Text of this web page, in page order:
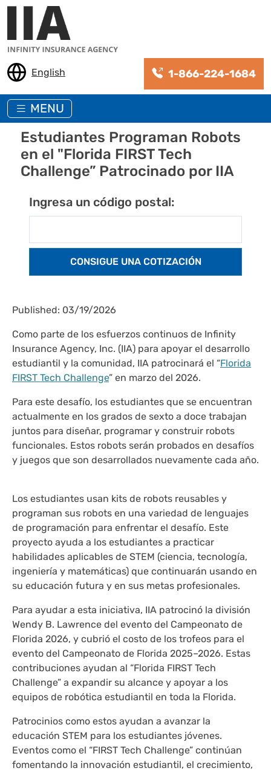
Pasar al contenido principal
English 1-866-224-1684
MENU
Estudiantes Programan Robots
en el "Florida FIRST Tech
Challenge” Patrocinado por IIA
Ingresa un código postal:
Published: 03/19/2026
Como parte de los esfuerzos continuos de Infinity
Insurance Agency, Inc. (IIA) para apoyar el desarrollo
estudiantil y la comunidad, IIA patrocinará el “Florida
FIRST Tech Challenge” en marzo del 2026.
Para este desafío, los estudiantes que se encuentran
actualmente en los grados de sexto a doce trabajan
juntos para diseñar, programar y construir robots
funcionales. Estos robots serán probados en desafíos
y juegos que son desarrollados nuevamente cada año.
Los estudiantes usan kits de robots reusables y
programan sus robots en una variedad de lenguajes
de programación para enfrentar el desafío. Este
proyecto ayuda a los estudiantes a practicar
habilidades aplicables de STEM (ciencia, tecnología,
ingeniería y matemáticas) que continuarán usando en
su educación futura y en sus metas profesionales.
Para ayudar a esta iniciativa, IIA patrocinó la división
Wendy B. Lawrence del evento del Campeonato de
Florida 2026, y cubrió el costo de los trofeos para el
evento del Campeonato de Florida 2025–2026. Estas
contribuciones ayudan al “Florida FIRST Tech
Challenge” a expandir su alcance y apoyar a los
equipos de robótica estudiantil en toda la Florida.
Patrocinios como estos ayudan a avanzar la
educación STEM para los estudiantes jóvenes.
Eventos como el “FIRST Tech Challenge” continúan
fomentando la innovación estudiantil, el crecimiento,